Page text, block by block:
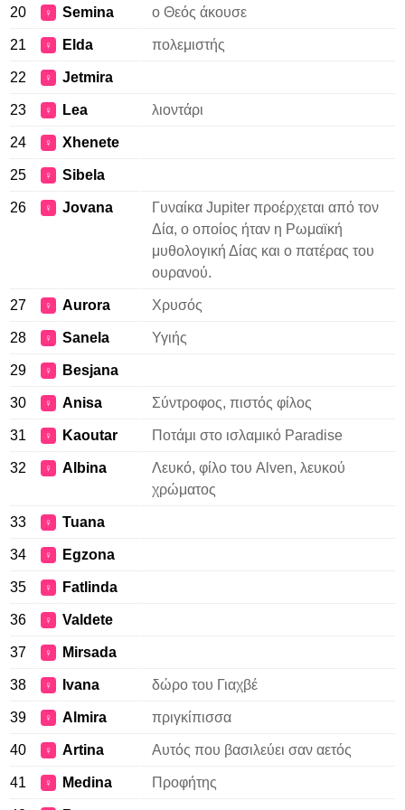
20 ♀ Semina ο Θεός άκουσε
21 ♀ Elda πολεμιστής
22 ♀ Jetmira
23 ♀ Lea λιοντάρι
24 ♀ Xhenete
25 ♀ Sibela
26 ♀ Jovana
Γυναίκα Jupiter προέρχεται από τον
Δία, ο οποίος ήταν η Ρωμαϊκή
μυθολογική Δίας και ο πατέρας του
ουρανού.
27 ♀ Aurora Χρυσός
28 ♀ Sanela Υγιής
29 ♀ Besjana
30 ♀ Anisa Σύντροφος, πιστός φίλος
31 ♀ Kaoutar Ποτάμι στο ισλαμικό Paradise
32 ♀ Albina
Λευκό, φίλο του Alven, λευκού
χρώματος
33 ♀ Tuana
34 ♀ Egzona
35 ♀ Fatlinda
36 ♀ Valdete
37 ♀ Mirsada
38 ♀ Ivana δώρο του Γιαχβέ
39 ♀ Almira πριγκίπισσα
40 ♀ Artina Αυτός που βασιλεύει σαν αετός
41 ♀ Medina Προφήτης